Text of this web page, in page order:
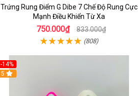
Trứng Rung Điểm G Dibe 7 Chế Độ Rung Cực
Mạnh Điều Khiển Từ Xa
750.000₫ 833.000₫
(808)
-14%
5